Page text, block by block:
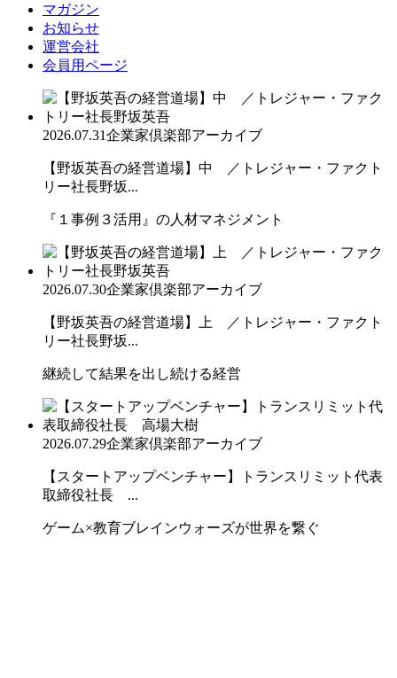
マガジン
お知らせ
運営会社
会員用ページ
2026.07.31企業家倶楽部アーカイブ
【野坂英吾の経営道場】中 ／トレジャー・ファクト
リー社長野坂...
『１事例３活用』の人材マネジメント
2026.07.30企業家倶楽部アーカイブ
【野坂英吾の経営道場】上 ／トレジャー・ファクト
リー社長野坂...
継続して結果を出し続ける経営
2026.07.29企業家倶楽部アーカイブ
【スタートアップベンチャー】トランスリミット代表
取締役社長 ...
ゲーム×教育ブレインウォーズが世界を繋ぐ